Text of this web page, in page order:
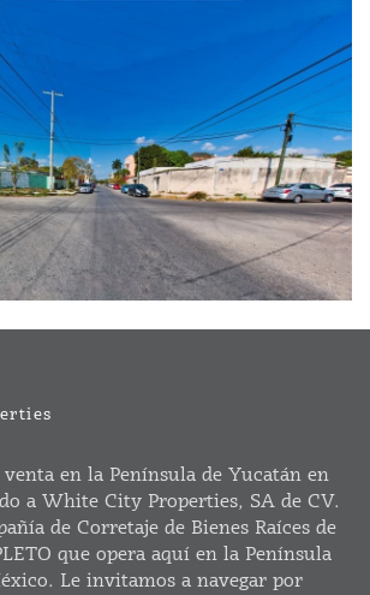
venta en la Península de Yucatán en
a White City Properties, SA de CV.
de Corretaje de Bienes Raíces de
que opera aquí en la Península
Le invitamos a navegar por